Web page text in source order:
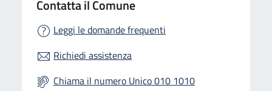
Contatta il Comune
Leggi le domande frequenti
Richiedi assistenza
Chiama il numero Unico 010 1010